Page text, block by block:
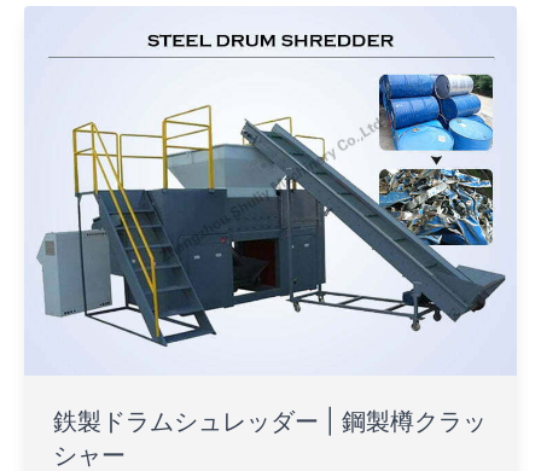
鉄製ドラムシュレッダー | 鋼製樽クラッ
シャー